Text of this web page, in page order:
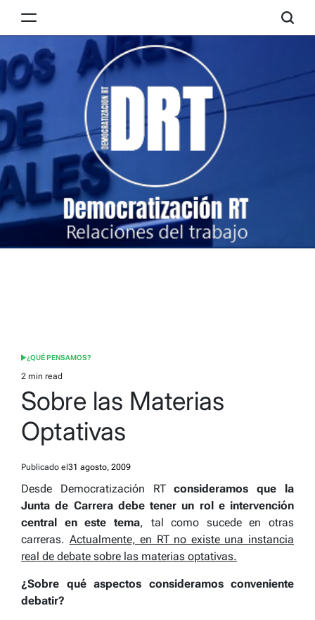
RT
POSTED
IN
¿QUÉ PENSAMOS?
Estimated
read
time
2 min read
Sobre las Materias
Optativas
Publicado el 31 agosto, 2009
Desde Democratización RTconsideramos que la
Junta de Carrera debe tener un rol e intervención
central en este tema, tal como sucede en otras
carreras. Actualmente, en RT no existe una instancia
real de debate sobre las materias optativas.
¿Sobre qué aspectos consideramos conveniente
debatir?